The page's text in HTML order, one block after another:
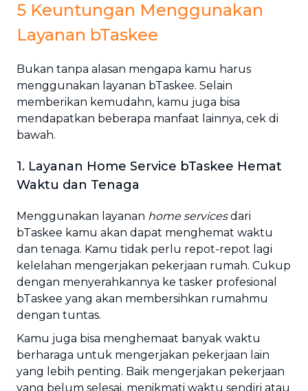
5 Keuntungan Menggunakan
Layanan bTaskee
Bukan tanpa alasan mengapa kamu harus
menggunakan layanan bTaskee. Selain
memberikan kemudahn, kamu juga bisa
mendapatkan beberapa manfaat lainnya, cek di
bawah.
1. Layanan Home Service bTaskee Hemat
Waktu dan Tenaga
Menggunakan layanan home servicesdari
bTaskee kamu akan dapat menghemat waktu
dan tenaga. Kamu tidak perlu repot-repot lagi
kelelahan mengerjakan pekerjaan rumah. Cukup
dengan menyerahkannya ke tasker profesional
bTaskee yang akan membersihkan rumahmu
dengan tuntas.
Kamu juga bisa menghemaat banyak waktu
berharaga untuk mengerjakan pekerjaan lain
yang lebih penting. Baik mengerjakan pekerjaan
yang belum selesai, menikmati waktu sendiri atau